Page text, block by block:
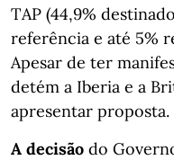
TAP (44,9%
referência e até 5%
Apesar de ter
detém a Iberia e a
apresentar proposta.
A decisão do